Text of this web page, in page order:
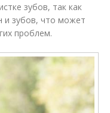
зубов, так как
и зубов, что может
проблем.